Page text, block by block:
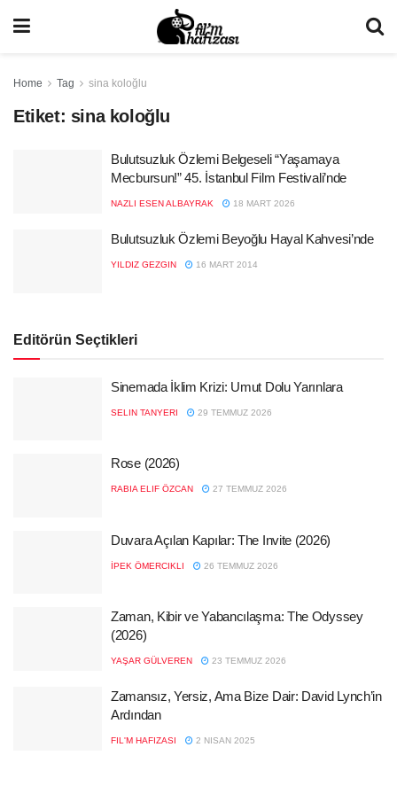
Home Tag sina koloğlu
Etiket: sina koloğlu
Bulutsuzluk Özlemi Belgeseli “Yaşamaya
Mecbursun!” 45. İstanbul Film Festivali’nde
NAZLI ESEN ALBAYRAK 18 MART 2026
Bulutsuzluk Özlemi Beyoğlu Hayal Kahvesi’nde
YILDIZ GEZGIN 16 MART 2014
Editörün Seçtikleri
Sinemada İklim Krizi: Umut Dolu Yarınlara
SELIN TANYERI 29 TEMMUZ 2026
Rose (2026)
RABIA ELIF ÖZCAN 27 TEMMUZ 2026
Duvara Açılan Kapılar: The Invite (2026)
İPEK ÖMERCIKLI 26 TEMMUZ 2026
Zaman, Kibir ve Yabancılaşma: The Odyssey
(2026)
YAŞAR GÜLVEREN 23 TEMMUZ 2026
Zamansız, Yersiz, Ama Bize Dair: David Lynch’in
Ardından
FIL'M HAFIZASI 2 NISAN 2025